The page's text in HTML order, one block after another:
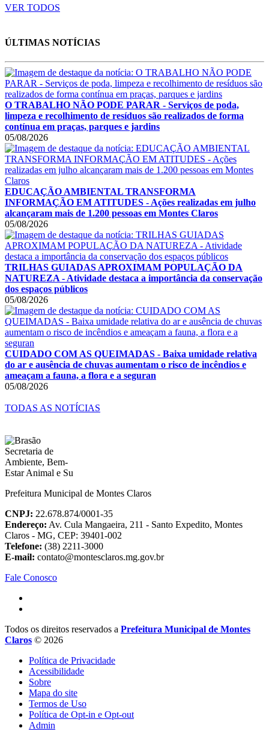
VER TODOS
ÚLTIMAS NOTÍCIAS
O TRABALHO NÃO PODE PARAR - Serviços de poda,
limpeza e recolhimento de resíduos são realizados de forma
contínua em praças, parques e jardins
05/08/2026
EDUCAÇÃO AMBIENTAL TRANSFORMA
INFORMAÇÃO EM ATITUDES - Ações realizadas em julho
alcançaram mais de 1.200 pessoas em Montes Claros
05/08/2026
TRILHAS GUIADAS APROXIMAM POPULAÇÃO DA
NATUREZA - Atividade destaca a importância da conservação
dos espaços públicos
05/08/2026
CUIDADO COM AS QUEIMADAS - Baixa umidade relativa
do ar e ausência de chuvas aumentam o risco de incêndios e
ameaçam a fauna, a flora e a seguran
05/08/2026
TODAS AS NOTÍCIAS
Prefeitura Municipal de Montes Claros
CNPJ: 22.678.874/0001-35
Endereço: Av. Cula Mangaeira, 211 - Santo Expedito, Montes
Claros - MG, CEP: 39401-002
Telefone: (38) 2211-3000
E-mail: contato@montesclaros.mg.gov.br
Fale Conosco
Todos os direitos reservados a Prefeitura Municipal de Montes
Claros © 2026
Política de Privacidade
Acessibilidade
Sobre
Mapa do site
Termos de Uso
Política de Opt-in e Opt-out
Admin